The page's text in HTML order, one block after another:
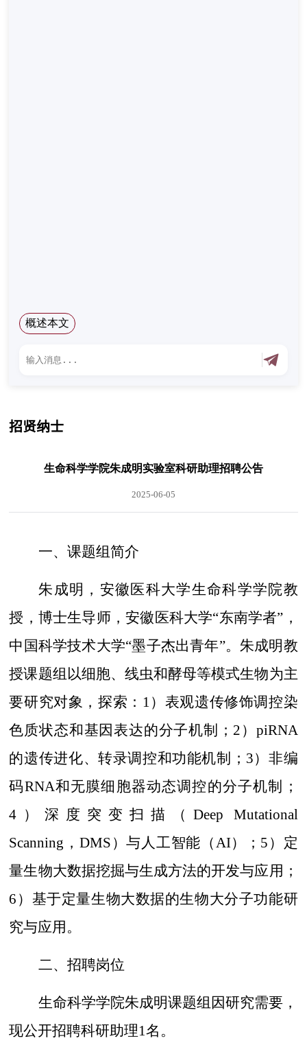
概述本文
招贤纳士
生命科学学院朱成明实验室科研助理招聘公告
2025-06-05
一、课题组简介
朱成明，安徽医科大学生命科学学院教
授，博士生导师，安徽医科大学“东南学者” ，
中国科学技术大学“墨子杰出青年”。朱成明教
授课题组以细胞、线虫和酵母等模式生物为主
要研究对象，探索： 1）表观遗传修饰调控染
色质状态和基因表达的分子机制； 2 ） piRNA
的遗传进化、转录调控和功能机制； 3）非编
码RNA和无膜细胞器动态调控的分子机制；
4 ）深度突变扫描 （ Deep Mutational
Scanning ， DMS ）与人工智能 （AI） ； 5 ）定
量生物大数据挖掘与生成方法的开发与应用；
6 ）基于定量生物大数据的生物大分子功能研
究与应用。
二、招聘岗位
生命科学学院朱成明课题组因研究需要，
现公开招聘科研助理1名。